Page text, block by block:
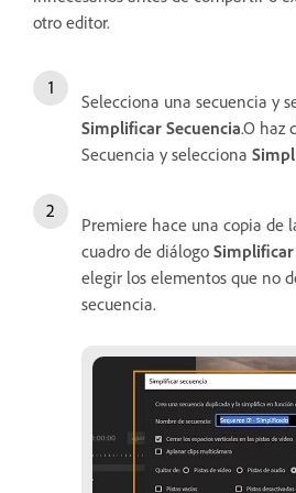
otro editor.
Selecciona una secuencia y
Simplificar Secuencia.O haz
Secuencia y selecciona
Premiere hace una copia de
cuadro de diálogo Simplificar
elegir los elementos que no
secuencia.